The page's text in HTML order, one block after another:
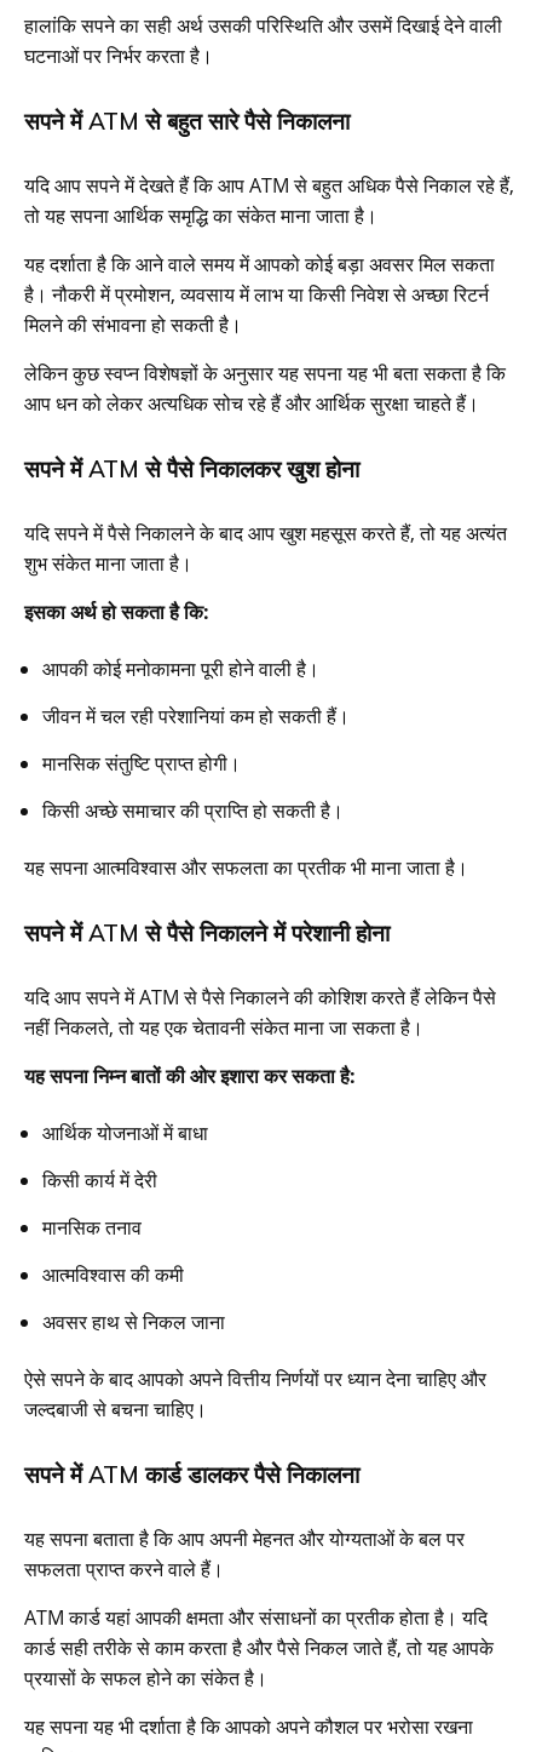
हालांकि सपने का सही अर्थ उसकी परिस्थिति और उसमें दिखाई देने वाली
घटनाओं पर निर्भर करता है।
सपने में ATM से बहुत सारे पैसे निकालना
यदि आप सपने में देखते हैं कि आप ATM से बहुत अधिक पैसे निकाल रहे हैं,
तो यह सपना आर्थिक समृद्धि का संकेत माना जाता है।
यह दर्शाता है कि आने वाले समय में आपको कोई बड़ा अवसर मिल सकता
है। नौकरी में प्रमोशन, व्यवसाय में लाभ या किसी निवेश से अच्छा रिटर्न
मिलने की संभावना हो सकती है।
लेकिन कुछ स्वप्न विशेषज्ञों के अनुसार यह सपना यह भी बता सकता है कि
आप धन को लेकर अत्यधिक सोच रहे हैं और आर्थिक सुरक्षा चाहते हैं।
सपने में ATM से पैसे निकालकर खुश होना
यदि सपने में पैसे निकालने के बाद आप खुश महसूस करते हैं, तो यह अत्यंत
शुभ संकेत माना जाता है।
इसका अर्थ हो सकता है कि:
आपकी कोई मनोकामना पूरी होने वाली है।
जीवन में चल रही परेशानियां कम हो सकती हैं।
मानसिक संतुष्टि प्राप्त होगी।
किसी अच्छे समाचार की प्राप्ति हो सकती है।
यह सपना आत्मविश्वास और सफलता का प्रतीक भी माना जाता है।
सपने में ATM से पैसे निकालने में परेशानी होना
यदि आप सपने में ATM से पैसे निकालने की कोशिश करते हैं लेकिन पैसे
नहीं निकलते, तो यह एक चेतावनी संकेत माना जा सकता है।
यह सपना निम्न बातों की ओर इशारा कर सकता है:
आर्थिक योजनाओं में बाधा
किसी कार्य में देरी
मानसिक तनाव
आत्मविश्वास की कमी
अवसर हाथ से निकल जाना
ऐसे सपने के बाद आपको अपने वित्तीय निर्णयों पर ध्यान देना चाहिए और
जल्दबाजी से बचना चाहिए।
सपने में ATM कार्ड डालकर पैसे निकालना
यह सपना बताता है कि आप अपनी मेहनत और योग्यताओं के बल पर
सफलता प्राप्त करने वाले हैं।
ATM कार्ड यहां आपकी क्षमता और संसाधनों का प्रतीक होता है। यदि
कार्ड सही तरीके से काम करता है और पैसे निकल जाते हैं, तो यह आपके
प्रयासों के सफल होने का संकेत है।
यह सपना यह भी दर्शाता है कि आपको अपने कौशल पर भरोसा रखना